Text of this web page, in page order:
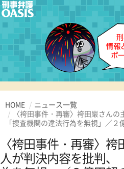
HOME
ニュース一覧
〈袴田事件・再審〉袴田巖さんの
「捜査機関の違法行為を無視」／
〈袴田事件・再審〉
人が判決内容を批判、